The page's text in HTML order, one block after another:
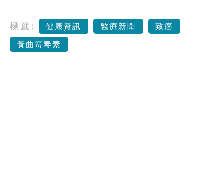
標籤: 健康資訊 醫療新聞
致癌
黃曲霉毒素